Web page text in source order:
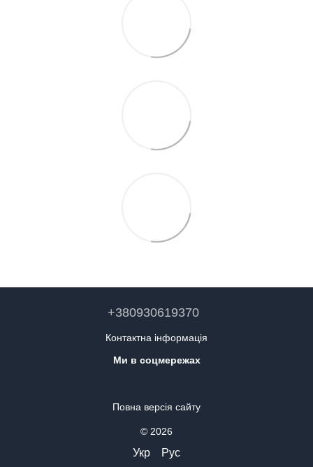
+380930619370
Контактна інформація
Ми в соцмережах
Повна версія сайту
© 2026
Укр Рус